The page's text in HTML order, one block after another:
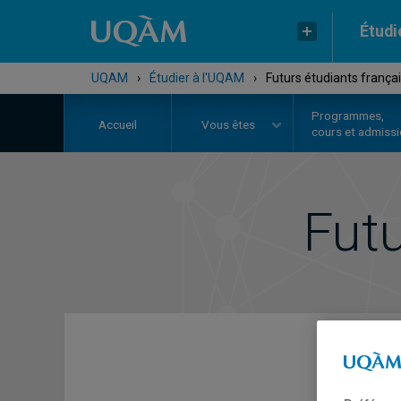
UQAM › Étudier à l'UQAM › Futurs étudiants
Accueil Vous êtes
Programmes,
cours et